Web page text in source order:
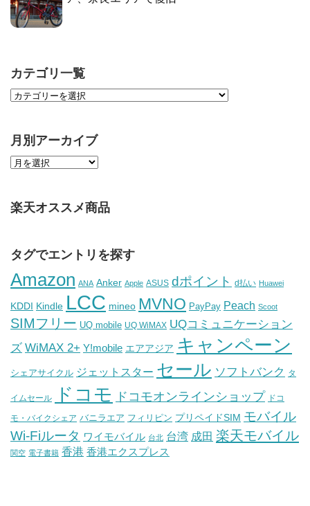
カテゴリ一覧
月別アーカイブ
楽天オススメ商品
タグでエントリを探す
Amazon ANA Anker Apple ASUS dポイント d払い Huawei
KDDI Kindle LCC mineo MVNO PayPay Peach Scoot
SIMフリー UQ mobile UQ WiMAX UQコミュニケーション
ズ WiMAX 2+ Y!mobile エアアジア キャンペーン
シェアサイクル ジェットスター セール ソフトバンク タ
イムセール ドコモ ドコモオンラインショップ ドコ
モ・バイクシェア バニラエア フィリピン プリペイドSIM モバイル
Wi-Fiルータ ワイモバイル 台北 台湾 成田 楽天モバイル
関空 電子書籍 香港 香港エクスプレス